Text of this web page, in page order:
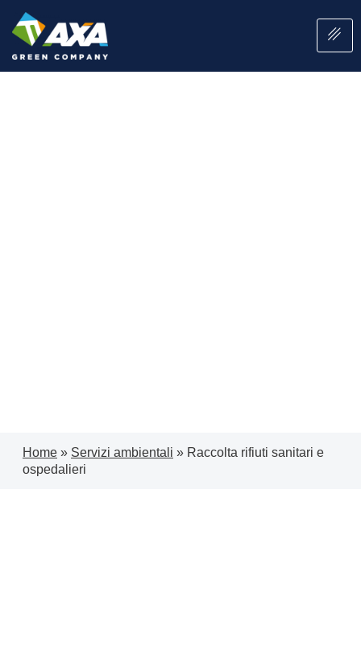
Home » Servizi ambientali » Raccolta rifiuti sanitari e
ospedalieri